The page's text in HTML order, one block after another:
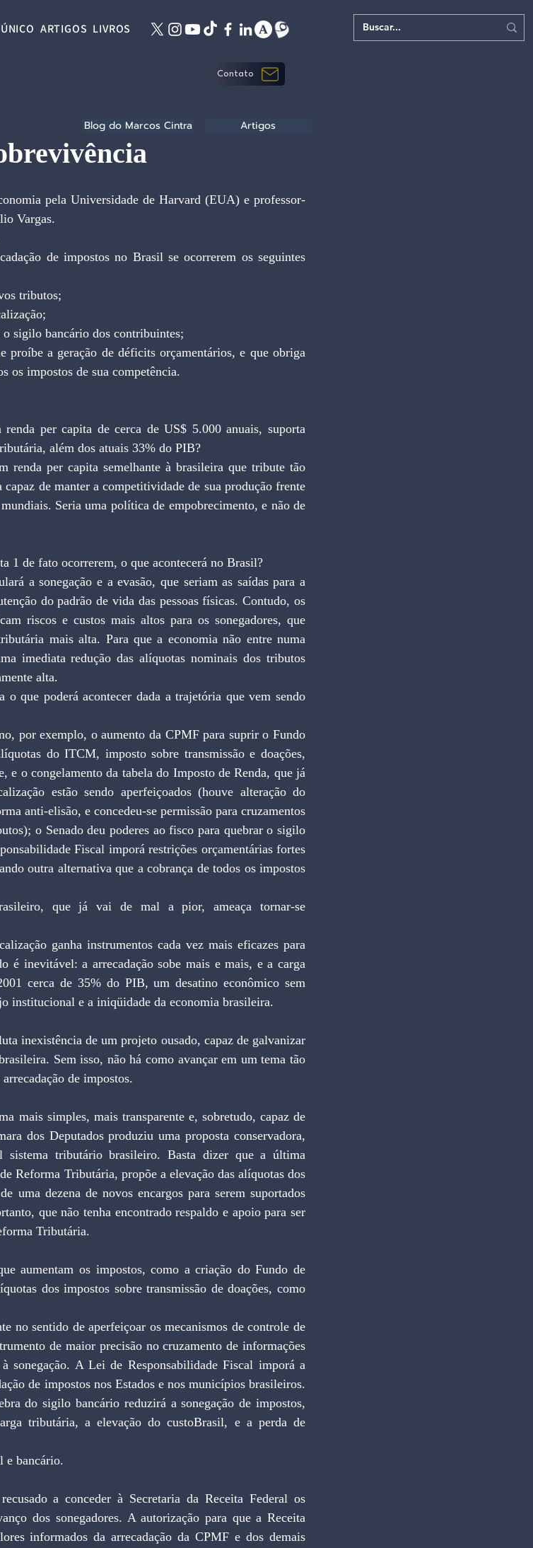
ARTIGOS LIVROS
Contato
pela Universidade de Harvard (EUA) e professor-
Vargas.
de impostos no Brasil se ocorrerem os seguintes
tributos;
sigilo bancário dos contribuintes;
proíbe a geração de déficits orçamentários, e que obriga
os impostos de sua competência.
per capita de cerca de US$ 5.000 anuais, suporta
além dos atuais 33% do PIB?
renda per capita semelhante à brasileira que tribute tão
capaz de manter a competitividade de sua produção frente
Seria uma política de empobrecimento, e não de
1 de fato ocorrerem, o que acontecerá no Brasil?
a sonegação e a evasão, que seriam as saídas para a
do padrão de vida das pessoas físicas. Contudo, os
riscos e custos mais altos para os sonegadores, que
mais alta. Para que a economia não entre numa
imediata redução das alíquotas nominais dos tributos
alta.
que poderá acontecer dada a trajetória que vem sendo
por exemplo, o aumento da CPMF para suprir o Fundo
do ITCM, imposto sobre transmissão e doações,
e o congelamento da tabela do Imposto de Renda, que já
estão sendo aperfeiçoados (houve alteração do
anti-elisão, e concedeu-se permissão para cruzamentos
o Senado deu poderes ao fisco para quebrar o sigilo
Fiscal imporá restrições orçamentárias fortes
outra alternativa que a cobrança de todos os impostos
que já vai de mal a pior, ameaça tornar-se
ganha instrumentos cada vez mais eficazes para
é inevitável: a arrecadação sobe mais e mais, e a carga
cerca de 35% do PIB, um desatino econômico sem
institucional e a iniqüidade da economia brasileira.
inexistência de um projeto ousado, capaz de galvanizar
Sem isso, não há como avançar em um tema tão
de impostos.
mais simples, mais transparente e, sobretudo, capaz de
dos Deputados produziu uma proposta conservadora,
sistema tributário brasileiro. Basta dizer que a última
Reforma Tributária, propõe a elevação das alíquotas dos
uma dezena de novos encargos para serem suportados
que não tenha encontrado respaldo e apoio para ser
Tributária.
aumentam os impostos, como a criação do Fundo de
dos impostos sobre transmissão de doações, como
no sentido de aperfeiçoar os mecanismos de controle de
de maior precisão no cruzamento de informações
sonegação. A Lei de Responsabilidade Fiscal imporá a
de impostos nos Estados e nos municípios brasileiros.
do sigilo bancário reduzirá a sonegação de impostos,
tributária, a elevação do custoBrasil, e a perda de
e bancário.
a conceder à Secretaria da Receita Federal os
dos sonegadores. A autorização para que a Receita
informados da arrecadação da CPMF e dos demais
Blog do Marcos Cintra Artigos